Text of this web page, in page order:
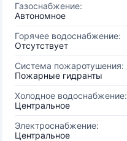
Газоснабжение:
Автономное
Горячее водоснабжение:
Отсутствует
Система пожаротушения:
Пожарные гидранты
Холодное водоснабжение:
Центральное
Электроснабжение:
Центральное